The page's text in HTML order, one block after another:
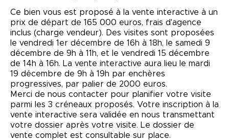
Ce bien vous est proposé à la vente interactive à un
prix de départ de 165 000 euros, frais d'agence
inclus (charge vendeur). Des visites sont proposées
le vendredi 1er décembre de 16h à 18h, le samedi 9
décembre de 9h à 11h, et le vendredi 15 décembre
de 14h à 16h. La vente interactive aura lieu le mardi
19 décembre de 9h à 19h par enchères
progressives, par palier de 2000 euros.
Merci de nous contacter pour planifier votre visite
parmi les 3 créneaux proposés. Votre inscription à la
vente interactive sera validée en nous transmettant
votre dossier après votre visite. Le dossier de
vente complet est consultable sur place.